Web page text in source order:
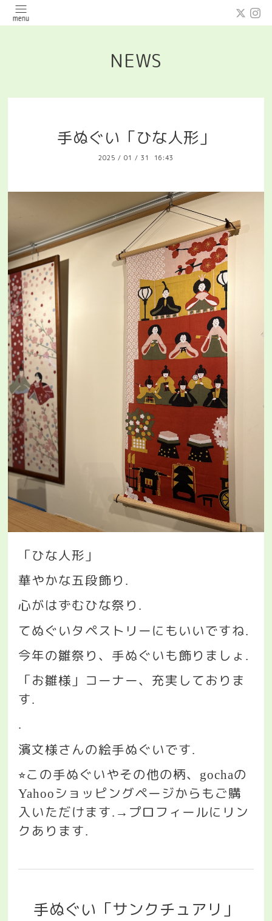
NEWS
手ぬぐい「ひな人形」
2025 / 01 / 31 16:43
「ひな人形」
華やかな五段飾り .
心がはずむひな祭り .
てぬぐいタペストリーにもいいですね.
今年の雛祭り、手ぬぐいも飾りましょ .
「お雛様」コーナー、充実しておりま
す.
.
濱文様さんの絵手ぬぐいです.
⭐︎この手ぬぐいやその他の柄、 gochaの
Yahoo ショッピングページからもご購
入いただけます.→ プロフィールにリン
クあります.
手ぬぐい「サンクチュアリ」